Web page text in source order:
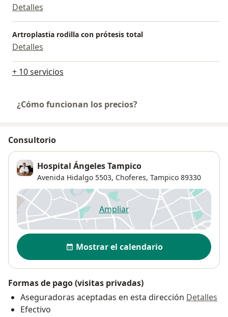
Detalles
Artroplastia rodilla con prótesis total
Detalles
+ 10 servicios
¿Cómo funcionan los precios?
Consultorio
Hospital Ángeles Tampico
Avenida Hidalgo 5503, Choferes, Tampico 89330
Ampliarse abre en una nueva
Disponibilidad
Mostrar el calendario
Formas de pago (visitas privadas)
Aseguradoras aceptadas en esta dirección Detalles
Efectivo